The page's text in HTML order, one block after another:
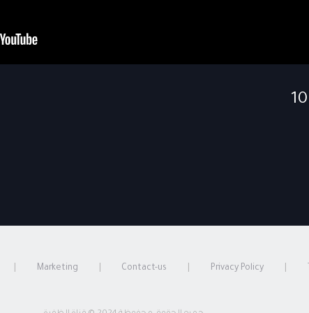
Privacy Policy
Contact-us
Marketing